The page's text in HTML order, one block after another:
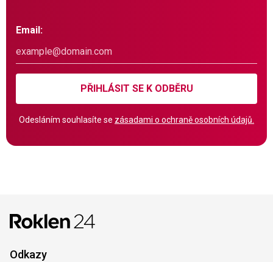
Email:
PŘIHLÁSIT SE K ODBĚRU
Odesláním souhlasíte se zásadami o ochraně osobních údajů.
Odkazy